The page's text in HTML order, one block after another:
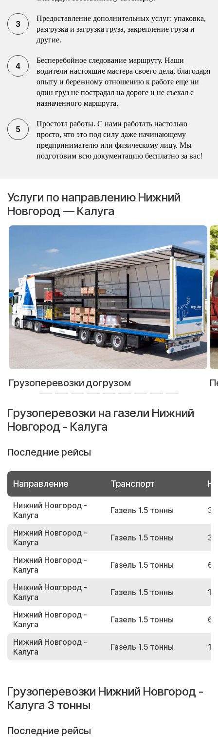
Предоставление дополнительных услуг: упаковка,
разгрузка и загрузка груза, закрепление груза и
другие.
Бесперебойное следование маршруту. Наши
водители настоящие мастера своего дела, благодаря
опыту и бережному отношению к работе еще ни
один груз не пострадал на дороге и не съехал с
назначенного маршрута.
Простота работы. С нами работать настолько
просто, что это под силу даже начинающему
предпринимателю или физическому лицу. Мы
подготовим всю документацию бесплатно за вас!
Услуги по направлению Нижний
Новгород — Калуга
Грузоперевозки догрузом
Грузоперевозки на газели Нижний
Новгород - Калуга
Последние рейсы
Направление Транспорт
Нижний Новгород -
Калуга
Газель 1.5 тонны
Нижний Новгород -
Калуга
Газель 1.5 тонны
Нижний Новгород -
Калуга
Газель 1.5 тонны
Нижний Новгород -
Калуга
Газель 1.5 тонны
Нижний Новгород -
Калуга
Газель 1.5 тонны
Нижний Новгород -
Калуга
Газель 1.5 тонны
Грузоперевозки Нижний Новгород -
Калуга 3 тонны
Последние рейсы